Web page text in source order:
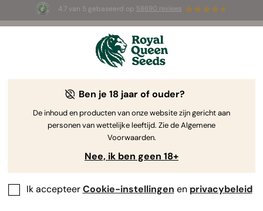
4.7 van 5 gebaseerd op 58690 reviews
3 White Widow Auto zaadjesGRATIS voor de
Ben je 18 jaar of ouder?
De inhoud en producten van onze website zijn gericht aan
personen van wettelijke leeftijd. Zie de Algemene
Voorwaarden.
Nee, ik ben geen 18+
Ik accepteerCookie-instellingen en privacybeleid